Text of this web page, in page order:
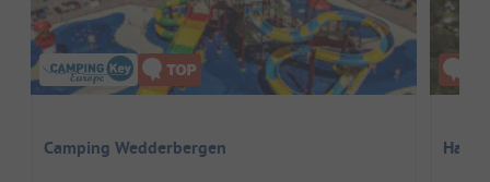
Camping Wedderbergen